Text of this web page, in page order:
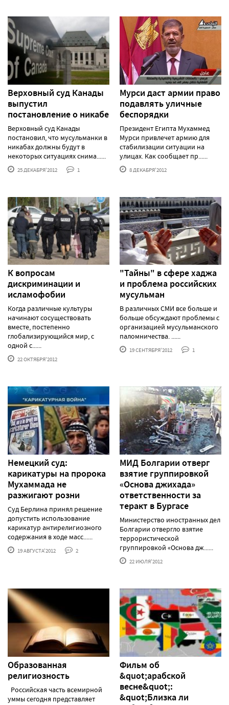
Верховный суд Канады
выпустил
постановление о никабе
Верховный суд Канады
постановил, что мусульманки в
никабах должны будут в
некоторых ситуациях снима......
25 ДЕКАБРЯ'2012 1
Мурси даст армии право
подавлять уличные
беспорядки
Президент Египта Мухаммед
Мурси привлечет армию для
стабилизации ситуации на
улицах. Как сообщает пр......
8 ДЕКАБРЯ'2012
К вопросам
дискриминации и
исламофобии
Когда различные культуры
начинают сосуществовать
вместе, постепенно
глобализирующийся мир, с
одной с......
22 ОКТЯБРЯ'2012
"Тайны" в сфере хаджа
и проблема российских
мусульман
В различных СМИ все больше и
больше обсуждают проблемы с
организацией мусульманского
паломничества. ......
19 СЕНТЯБРЯ'2012 1
Немецкий суд:
карикатуры на пророка
Мухаммада не
разжигают розни
Суд Берлина принял решение
допустить использование
карикатур антирелигиозного
содержания в ходе масс......
19 АВГУСТА'2012 2
МИД Болгарии отверг
взятие группировкой
«Основа джихада»
ответственности за
теракт в Бургасе
Министерство иностранных дел
Болгарии отвергло взятие
террористической
группировкой «Основа дж......
22 ИЮЛЯ'2012
Образованная
религиозность
Российская часть всемирной
уммы сегодня представляет
Фильм об
&quot;арабской
весне&quot;:
&quot;Близка ли